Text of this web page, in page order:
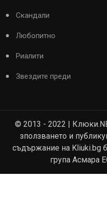
Скандали
Любопитно
Риалити
Звездите преди
© 2013 - 2022 |
зползването и
съдържание на Kliuki.bg
група Асмара